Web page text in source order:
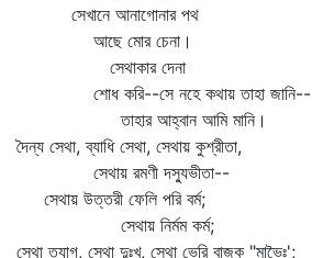
সেখানে আনাগোনার পথ
আছে মোর চেনা।
সেথাকার দেনা
শোধ করি--সে নহে কথায় তাহা জানি--
তাহার আহ্বান আমি মানি।
দৈন্য সেথা, ব্যাধি সেথা, সেথায় কুশ্রীতা,
সেথায় রমণী দস্যুভীতা--
সেথায় উত্তরী ফেলি পরি বর্ম;
সেথায় নির্মম কর্ম;
সেথা ত্যাগ, সেথা দুঃখ, সেথা ভেরি বাজুক "মাভৈঃ';